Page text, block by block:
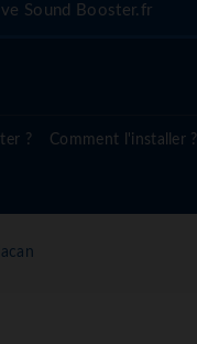
Sound Booster.fr
? Comment l'installer ?